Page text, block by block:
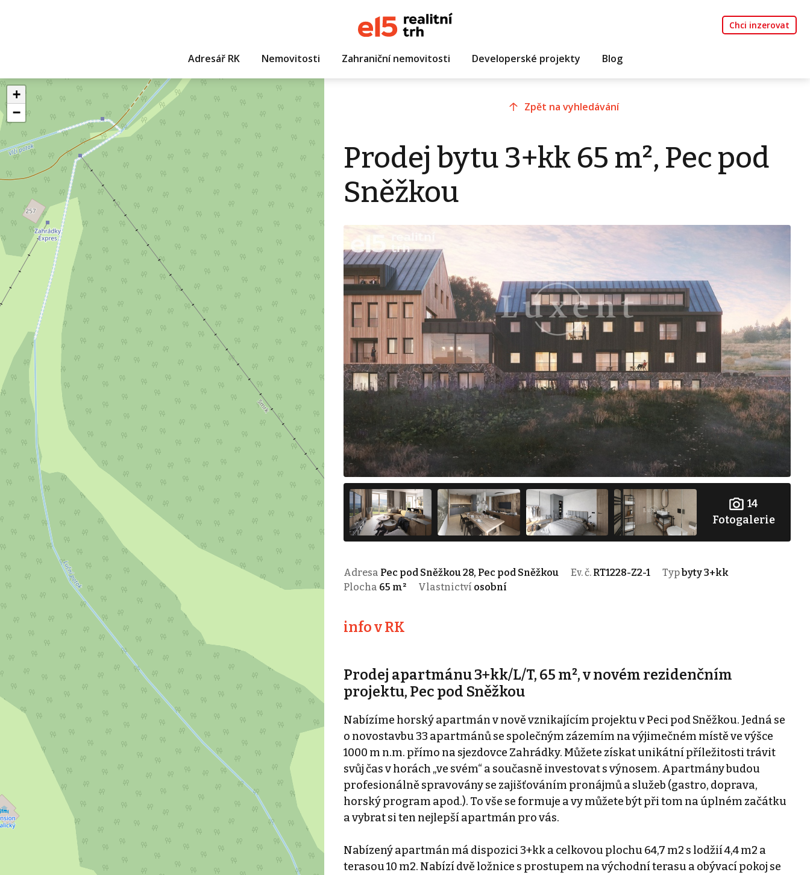
Chci inzerovat
Adresář RK Nemovitosti Zahraniční nemovitosti Developerské projekty Blog
+
−
Zpět na vyhledávání
Prodej bytu 3+kk 65 m², Pec pod
Sněžkou
14
Fotogalerie
Adresa Pec pod Sněžkou 28, Pec pod Sněžkou Ev. č. RT1228-Z2-1 Typbyty 3+kk
Plocha 65 m² Vlastnictví osobní
info v RK
Prodej apartmánu 3+kk/L/T, 65 m², v novém rezidenčním
projektu, Pec pod Sněžkou
Nabízíme horský apartmán v nově vznikajícím projektu v Peci pod Sněžkou. Jedná se
o novostavbu 33 apartmánů se společným zázemím na výjimečném místě ve výšce
1000 m n.m. přímo na sjezdovce Zahrádky. Můžete získat unikátní příležitosti trávit
svůj čas v horách „ve svém“ a současně investovat s výnosem. Apartmány budou
profesionálně spravovány se zajišťováním pronájmů a služeb (gastro, doprava,
horský program apod.). To vše se formuje a vy můžete být při tom na úplném začátku
a vybrat si ten nejlepší apartmán pro vás.
Nabízený apartmán má dispozici 3+kk a celkovou plochu 64,7 m2 s lodžií 4,4 m2 a
terasou 10 m2. Nabízí dvě ložnice s prostupem na východní terasu a obývací pokoj se